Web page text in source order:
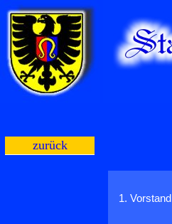
zurück
1. Vorstand